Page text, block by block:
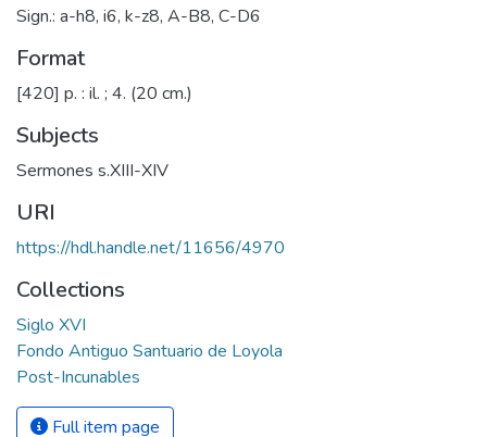
Sign.: a-h8, i6, k-z8, A-B8, C-D6
Format
[420] p. : il. ; 4. (20 cm.)
Subjects
Sermones s.XIII-XIV
URI
https://hdl.handle.net/11656/4970
Collections
Siglo XVI
Fondo Antiguo Santuario de Loyola
Post-Incunables
Full item page